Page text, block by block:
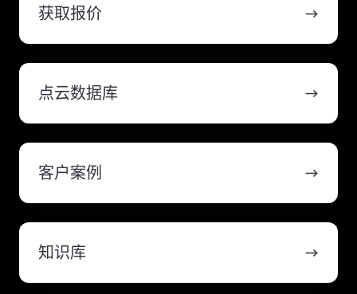
获取报价
点云数据库
点
库
客户案例
客
知识库
知